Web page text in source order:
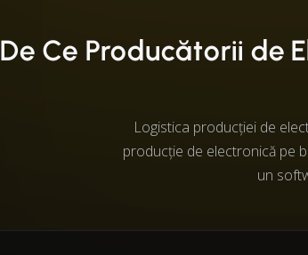
De Ce Producătorii de
Logistica producției de
producție de electronică pe
un